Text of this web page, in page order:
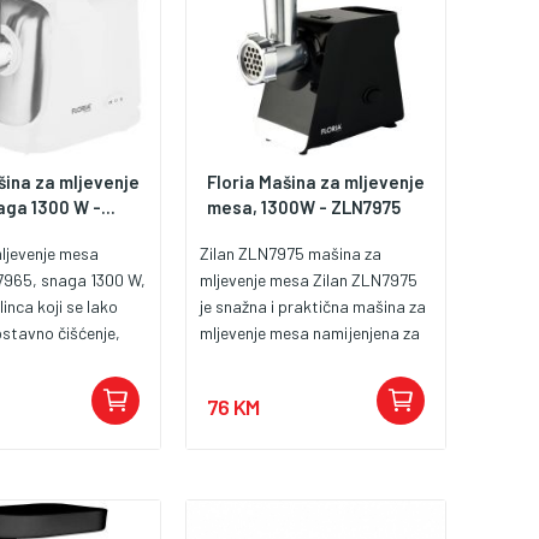
za mljevenje
1300 W -...
mesa
snaga 1300 W,
koji se lako
čišćenje,
tipka ON/OFF,
noževa,
Floria Mašina za mljevenje
mesa, 1300W - ZLN7975
Zilan ZLN7975 mašina za
mljevenje mesa Zilan ZLN7975
je snažna i praktična mašina za
mljevenje mesa namijenjena za
mesa u kućnim uslovima.
Zahvaljujući snažnom motoru
76 KM